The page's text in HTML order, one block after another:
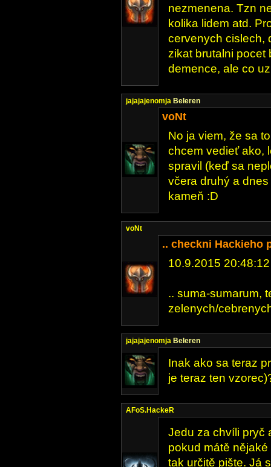
nezmenena. Tzn
kolika lidem atd.
cervenych cislech,
zikat brutalni pocet
demence, ale co
jajajajenomja Beleren
voNt
No ja viem, že sa
chcem vedieť ako,
spravil (keď sa
včera druhý a
kameň :D
voNt
.. checkni Hackieho
10.9.2015 20:48:12
.. suma-sumarum,
zelenych/
jajajajenomja Beleren
Inak ako sa teraz
je teraz ten
AFoS.HackeR
Jedu za chvíli pryč
pokud mátě
tak určitě pište. Já